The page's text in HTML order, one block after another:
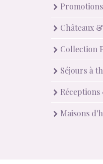
Châteaux
Collection
Séjours à
Maisons